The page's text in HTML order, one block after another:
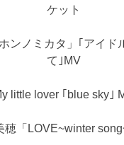
ケット
ンノミカタ」｢アイド
て｣MV
little lover ｢blue sky｣
穂「LOVE~winter